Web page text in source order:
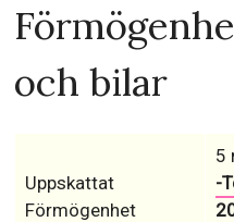
och bilar
Uppskattat
Förmögenhet
5
-